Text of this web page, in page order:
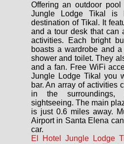
Offering an outdoor
Jungle Lodge Tikal is
destination of Tikal. It
and a tour desk that can
activities. Each bright
boasts a wardrobe and
shower and toilet. They
and a fan. Free WiFi
Jungle Lodge Tikal you
bar. An array of activities
in the surroundings,
sightseeing. The main
is just 0.6 miles away.
Airport in Santa Elena
car.
El Hotel Jungle Lodge